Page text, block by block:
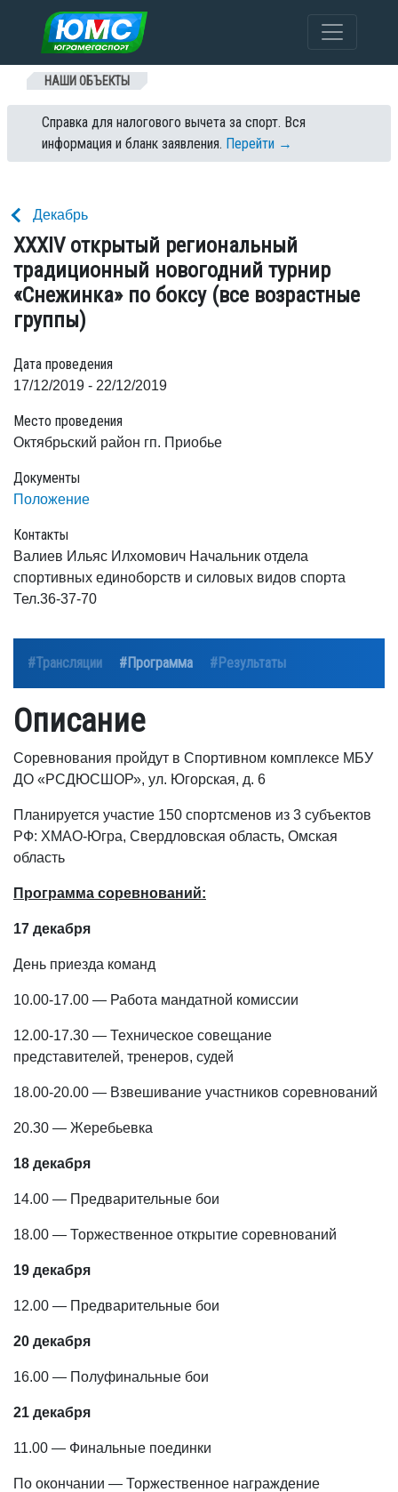
Перейти к содержанию
НАШИ ОБЪЕКТЫ
Справка для налогового вычета за спорт. Вся
информация и бланк заявления. Перейти →
Декабрь
ХХXIV открытый региональный
традиционный новогодний турнир
«Снежинка» по боксу (все возрастные
группы)
Дата проведения
17/12/2019 - 22/12/2019
Место проведения
Октябрьский район гп. Приобье
Документы
Положение
Контакты
Валиев Ильяс Илхомович Начальник отдела
спортивных единоборств и силовых видов спорта
Тел.36-37-70
#Трансляции #Программа #Результаты
Описание
Соревнования пройдут в Спортивном комплексе МБУ
ДО «РСДЮСШОР», ул. Югорская, д. 6
Планируется участие 150 спортсменов из 3 субъектов
РФ: ХМАО-Югра, Свердловская область, Омская
область
Программа соревнований:
17 декабря
День приезда команд
10.00-17.00 — Работа мандатной комиссии
12.00-17.30 — Техническое совещание
представителей, тренеров, судей
18.00-20.00 — Взвешивание участников соревнований
20.30 — Жеребьевка
18 декабря
14.00 — Предварительные бои
18.00 — Торжественное открытие соревнований
19 декабря
12.00 — Предварительные бои
20 декабря
16.00 — Полуфинальные бои
21 декабря
11.00 — Финальные поединки
По окончании — Торжественное награждение